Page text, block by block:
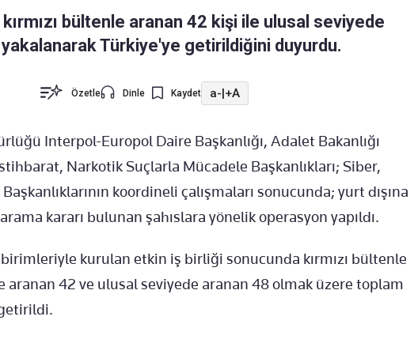
kırmızı bültenle aranan 42 kişi ile ulusal seviyede
Türkiye'ye getirildiğini duyurdu.
Özetle Dinle Kaydet a-|+A
Interpol-Europol Daire Başkanlığı, Adalet Bakanlığı
Narkotik Suçlarla Mücadele Başkanlıkları; Siber,
koordineli çalışmaları sonucunda; yurt dışına
kararı bulunan şahıslara yönelik operasyon yapıldı.
kurulan etkin iş birliği sonucunda kırmızı bültenle
aranan 42 ve ulusal seviyede aranan 48 olmak üzere toplam